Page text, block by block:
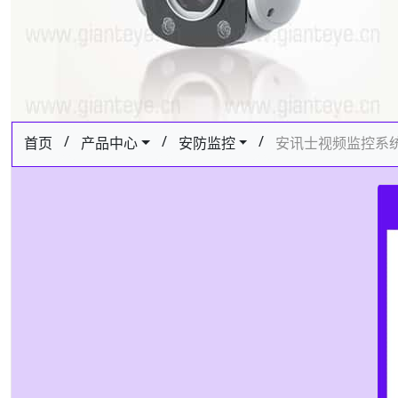
首页 / 产品中心 / 安防监控 / 安讯士视频监控系